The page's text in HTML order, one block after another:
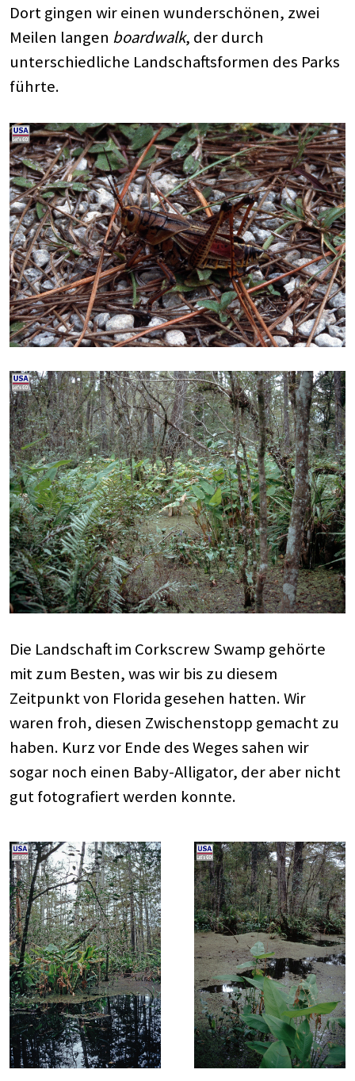
Dort gingen wir einen wunderschönen, zwei
Meilen langen boardwalk, der durch
unterschiedliche Landschaftsformen des Parks
führte.
Die Landschaft im Corkscrew Swamp gehörte
mit zum Besten, was wir bis zu diesem
Zeitpunkt von Florida gesehen hatten. Wir
waren froh, diesen Zwischenstopp gemacht zu
haben. Kurz vor Ende des Weges sahen wir
sogar noch einen Baby-Alligator, der aber nicht
gut fotografiert werden konnte.